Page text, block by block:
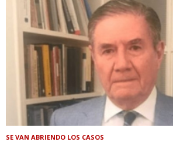
SE VAN ABRIENDO LOS CASOS